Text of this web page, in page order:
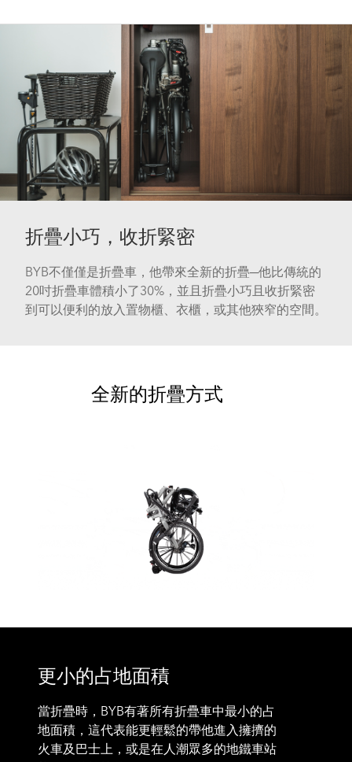
折疊小巧，收折緊密
BYB不僅僅是折疊車，他帶來全新的折疊─他比傳統的
20吋折疊車體積小了30%，並且折疊小巧且收折緊密
到可以便利的放入置物櫃、衣櫃，或其他狹窄的空間。
全新的折疊方式
更小的占地面積
當折疊時，BYB有著所有折疊車中最小的占
地面積，這代表能更輕鬆的帶他進入擁擠的
火車及巴士上，或是在人潮眾多的地鐵車站